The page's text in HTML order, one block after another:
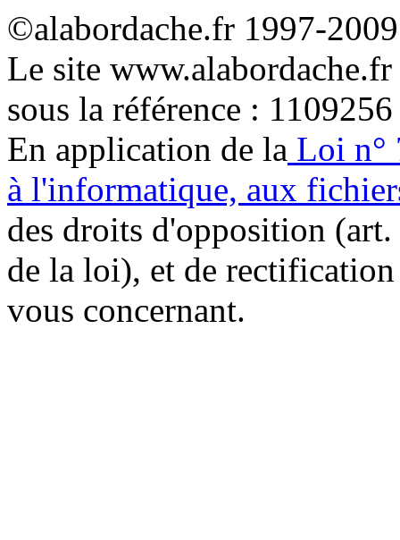
©alabordache.fr 1997-
Le site
sous la référence : 1109256
En application de la Loi n°
à l'informatique, aux
des droits d'opposition
de la loi), et de
vous concernant.